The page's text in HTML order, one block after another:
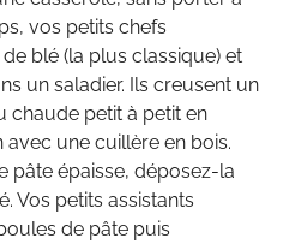
vos petits chefs
blé (la plus classique) et
un saladier. Ils creusent un
chaude petit à petit en
une cuillère en bois.
pâte épaisse, déposez-la
Vos petits assistants
de pâte puis